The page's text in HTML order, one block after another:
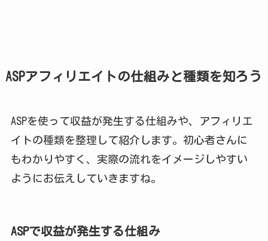
ASPアフィリエイトの仕組みと種類を知ろう
ASPを使って収益が発生する仕組みや、アフィリエ
イトの種類を整理して紹介します。初心者さんに
もわかりやすく、実際の流れをイメージしやすい
ようにお伝えしていきますね。
ASPで収益が発生する仕組み